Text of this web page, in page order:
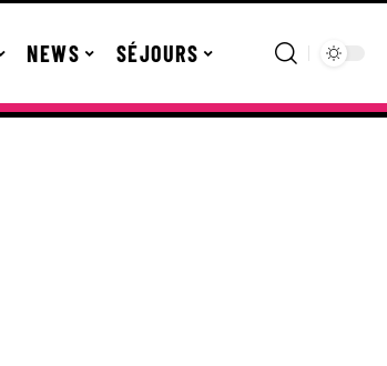
NEWS SÉJOURS